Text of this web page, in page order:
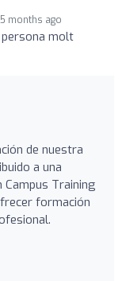
5 months ago
persona molt
de nuestra
a una
Campus Training
formación